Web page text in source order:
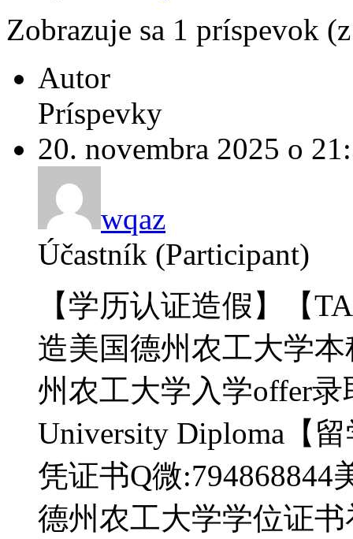
Zobrazuje sa 1 príspevok
Autor
Príspevky
20. novembra 2025 o
wqaz
Účastník (Participant)
【学历认证造假】【
造美国德州农工大学
州农工大学入学offer录
University Diploma【
凭证书Q微
德州农工大学学位证书